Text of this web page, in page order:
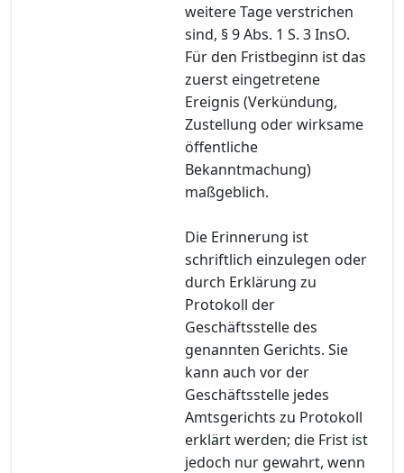
weitere Tage verstrichen
sind, § 9 Abs. 1 S. 3 InsO.
Für den Fristbeginn ist das
zuerst eingetretene
Ereignis (Verkündung,
Zustellung oder wirksame
öffentliche
Bekanntmachung)
maßgeblich.
Die Erinnerung ist
schriftlich einzulegen oder
durch Erklärung zu
Protokoll der
Geschäftsstelle des
genannten Gerichts. Sie
kann auch vor der
Geschäftsstelle jedes
Amtsgerichts zu Protokoll
erklärt werden; die Frist ist
jedoch nur gewahrt, wenn